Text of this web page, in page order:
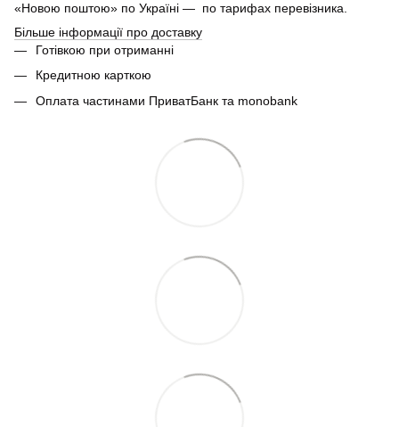
«Новою поштою» по Україні — по тарифах перевізника.
Більше інформації про доставку
Готівкою при отриманні
Кредитною карткою
Оплата частинами ПриватБанк та monobank